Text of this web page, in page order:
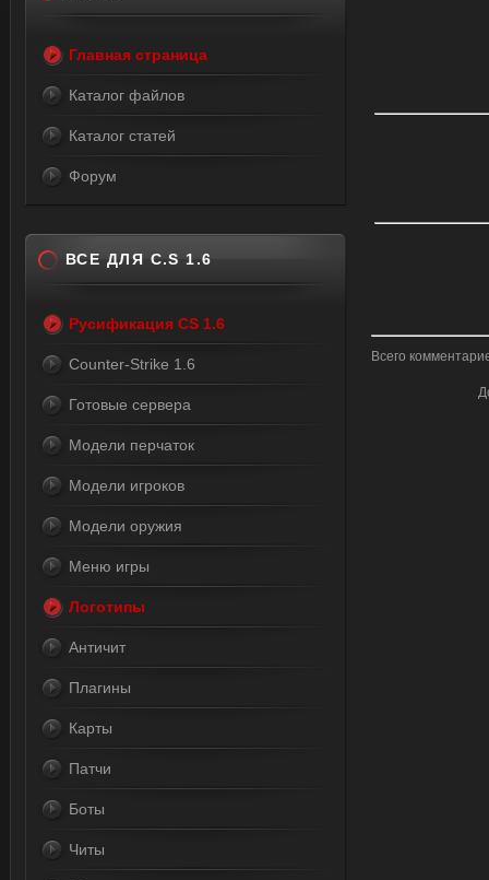
Всего
Главная страница
Каталог файлов
Каталог статей
Форум
ВСЕ ДЛЯ C.S 1.6
Русификация CS 1.6
Counter-Strike 1.6
Готовые сервера
Модели перчаток
Модели игроков
Модели оружия
Меню игры
Логотипы
Античит
Плагины
Карты
Патчи
Боты
Читы